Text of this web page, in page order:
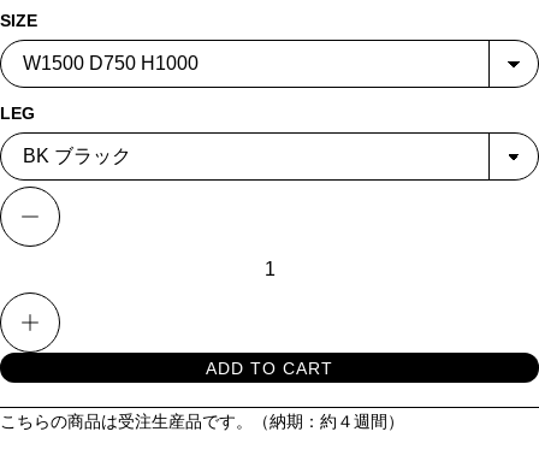
SIZE
LEG
数量を減らす
数量を増やす
ADD TO CART
こちらの商品は受注生産品です。（納期：約４週間）